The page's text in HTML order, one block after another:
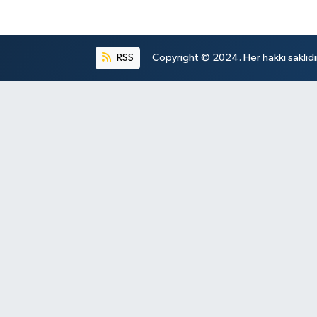
RSS Copyright © 2024. Her hakkı